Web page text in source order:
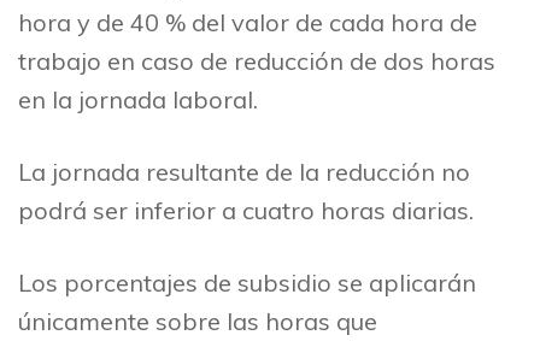
hora y de 40 % del valor de cada hora de
trabajo en caso de reducción de dos horas
en la jornada laboral.
La jornada resultante de la reducción no
podrá ser inferior a cuatro horas diarias.
Los porcentajes de subsidio se aplicarán
únicamente sobre las horas que